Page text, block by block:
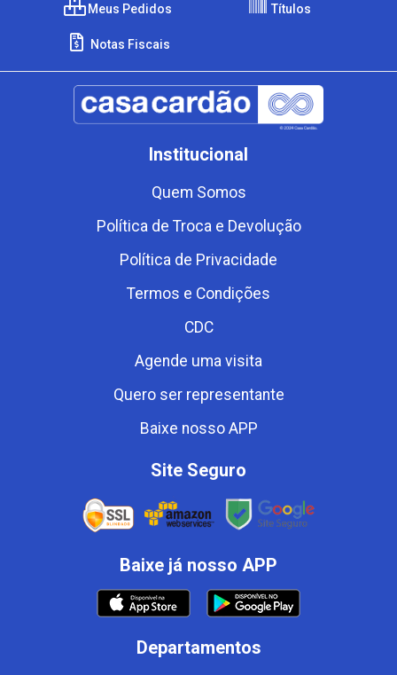
Meus Pedidos Títulos
Notas Fiscais
Institucional
Quem Somos
Política de Troca e Devolução
Política de Privacidade
Termos e Condições
CDC
Agende uma visita
Quero ser representante
Baixe nosso APP
Site Seguro
Baixe já nosso APP
Departamentos